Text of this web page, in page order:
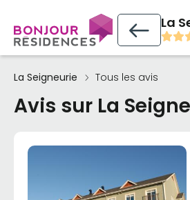
La
La Seigneurie Tous les avis
Avis sur La